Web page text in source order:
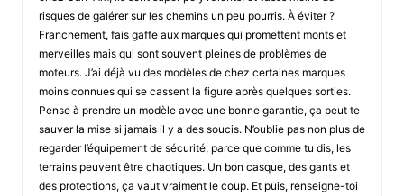
risques de galérer sur les chemins un peu pourris. À éviter ?
Franchement, fais gaffe aux marques qui promettent monts et
merveilles mais qui sont souvent pleines de problèmes de
moteurs. J’ai déjà vu des modèles de chez certaines marques
moins connues qui se cassent la figure après quelques sorties.
Pense à prendre un modèle avec une bonne garantie, ça peut te
sauver la mise si jamais il y a des soucis. N’oublie pas non plus de
regarder l’équipement de sécurité, parce que comme tu dis, les
terrains peuvent être chaotiques. Un bon casque, des gants et
des protections, ça vaut vraiment le coup. Et puis, renseigne-toi